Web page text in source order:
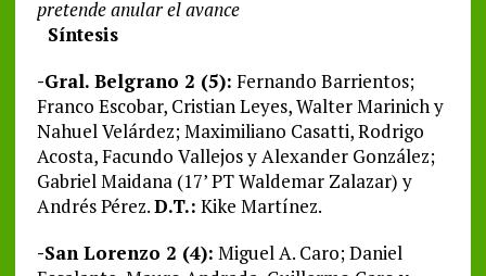
pretende anular el avance
Síntesis
-Gral. Belgrano 2 (5): Fernando Barrientos;
Franco Escobar, Cristian Leyes, Walter Marinich y
Nahuel Velárdez; Maximiliano Casatti, Rodrigo
Acosta, Facundo Vallejos y Alexander González;
Gabriel Maidana (17’ PT Waldemar Zalazar) y
Andrés Pérez.D.T.: Kike Martínez.
-San Lorenzo 2 (4): Miguel A. Caro; Daniel